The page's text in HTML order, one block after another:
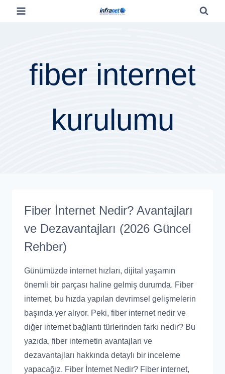
fiber internet
kurulumu
Fiber İnternet Nedir? Avantajları
ve Dezavantajları (2026 Güncel
Rehber)
Günümüzde internet hızları, dijital yaşamın
önemli bir parçası haline gelmiş durumda. Fiber
internet, bu hızda yapılan devrimsel gelişmelerin
başında yer alıyor. Peki, fiber internet nedir ve
diğer internet bağlantı türlerinden farkı nedir? Bu
yazıda, fiber internetin avantajları ve
dezavantajları hakkında detaylı bir inceleme
yapacağız. Fiber İnternet Nedir? Fiber internet,